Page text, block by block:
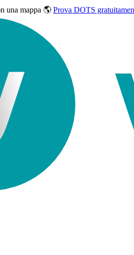
una mappa 🌎 Prova DOTS